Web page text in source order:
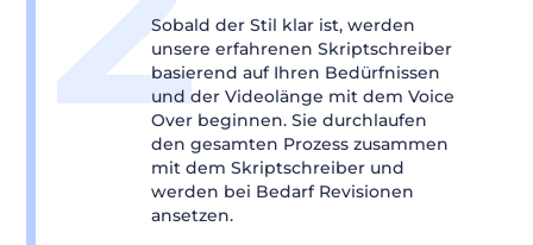
Sobald der Stil klar ist, werden
unsere erfahrenen Skriptschreiber
basierend auf Ihren Bedürfnissen
und der Videolänge mit dem Voice
Over beginnen. Sie durchlaufen
den gesamten Prozess zusammen
mit dem Skriptschreiber und
werden bei Bedarf Revisionen
ansetzen.